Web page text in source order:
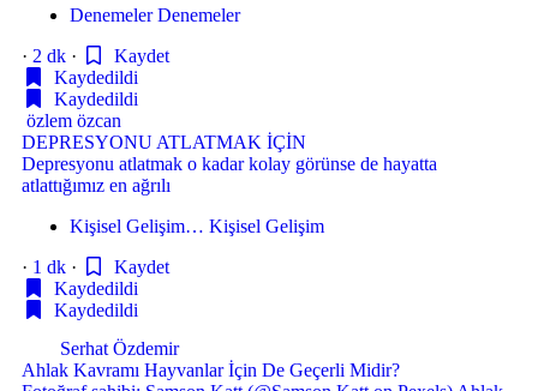
DenemelerDenemeler
· 2 dk ·
Kaydet
Kaydedildi
Kaydedildi
özlem özcan
DEPRESYONU ATLATMAK İÇİN
Depresyonu atlatmak o kadar kolay görünse de hayatta
atlattığımız en ağrılı
Kişisel Gelişim… Kişisel Gelişim
· 1 dk ·
Kaydet
Kaydedildi
Kaydedildi
Serhat Özdemir
Ahlak Kavramı Hayvanlar İçin De Geçerli Midir?